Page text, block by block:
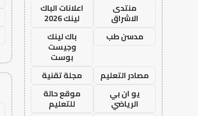
منتدى
الاشراق
اعلانات الباك
لينك 2026
مدسن طب
باك لينك
وجيست
بوست
مصادر التعليم
مجلة تقنية
يو ان بي
الرياضي
موقع حالة
للتعليم